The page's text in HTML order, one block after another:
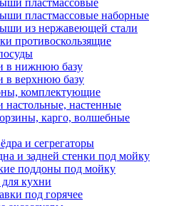
пластмассовые наборные
из нержавеющей стали
противоскользящие
в нижнюю базу
в верхнюю базу
комплектующие
настенные
карго, волшебные
и сегрегаторы
и задней стенки под мойку
поддоны под мойку
кухни
под горячее